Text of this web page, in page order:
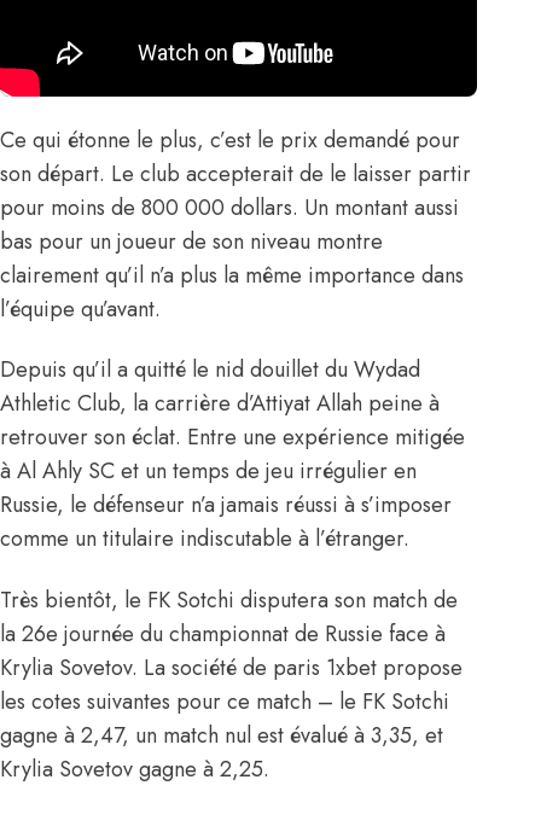
Ce qui étonne le plus, c’est le prix demandé pour
son départ. Le club accepterait de le laisser partir
pour moins de 800 000 dollars. Un montant aussi
bas pour un joueur de son niveau montre
clairement qu’il n’a plus la même importance dans
l’équipe qu’avant.
Depuis qu’il a quitté le nid douillet du Wydad
Athletic Club, la carrière d’Attiyat Allah peine à
retrouver son éclat. Entre une expérience mitigée
à Al Ahly SC et un temps de jeu irrégulier en
Russie, le défenseur n’a jamais réussi à s’imposer
comme un titulaire indiscutable à l’étranger.
Très bientôt, le FK Sotchi disputera son match de
la 26e journée du championnat de Russie face à
Krylia Sovetov. La société de paris 1xbet propose
les cotes suivantes pour ce match – le FK Sotchi
gagne à 2,47, un match nul est évalué à 3,35, et
Krylia Sovetov gagne à 2,25.